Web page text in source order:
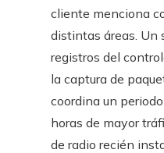
cliente menciona
distintas áreas. Un
registros del
la captura de
coordina un
horas de mayor
de radio recién